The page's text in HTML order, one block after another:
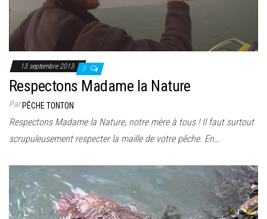
13 septembre 2013 0
Respectons Madame la Nature
ParPÊCHE TONTON
Respectons Madame la Nature, notre mère à tous ! Il faut surtout
scrupuleusement respecter la maille de votre pêche. En…